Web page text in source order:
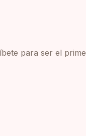
para ser el